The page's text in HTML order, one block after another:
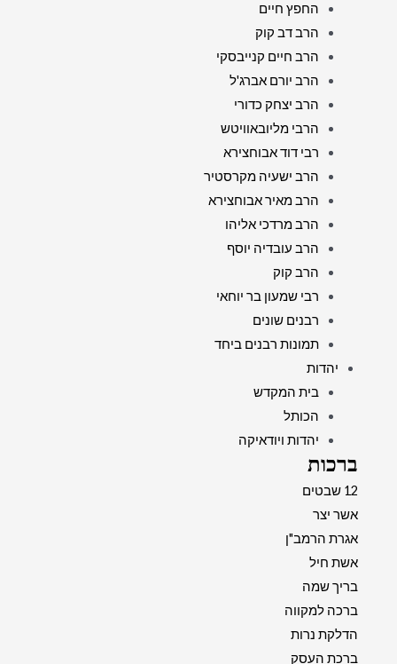
החפץ חיים
הרב דב קוק
הרב חיים קנייבסקי
הרב יורם אברג'ל
הרב יצחק כדורי
הרבי מליובאוויטש
רבי דוד אבוחצירא
הרב ישעיה מקרסטיר
הרב מאיר אבוחצירא
הרב מרדכי אליהו
הרב עובדיה יוסף
הרב קוק
רבי שמעון בר יוחאי
רבנים שונים
תמונות רבנים ביחד
יהדות
בית המקדש
הכותל
יהדות ויודאיקה
ברכות
12 שבטים
אשר יצר
אגרת הרמב"ן
אשת חיל
בריך שמה
ברכה למקווה
הדלקת נרות
ברכת העסק